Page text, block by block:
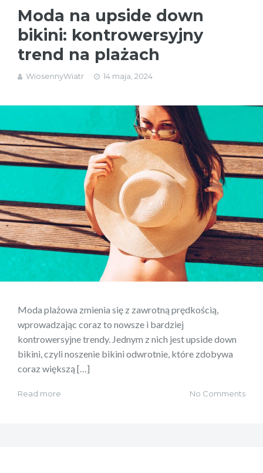
Moda na upside down
bikini: kontrowersyjny
trend na plażach
WiosennyWiatr 14 maja, 2024
Moda plażowa zmienia się z zawrotną prędkością,
wprowadzając coraz to nowsze i bardziej
kontrowersyjne trendy. Jednym z nich jest upside down
bikini, czyli noszenie bikini odwrotnie, które zdobywa
coraz większą […]
Read more No Comments